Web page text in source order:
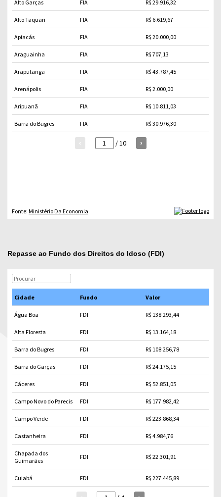
Repasse ao Fundo dos Direitos do Idoso (FDI)